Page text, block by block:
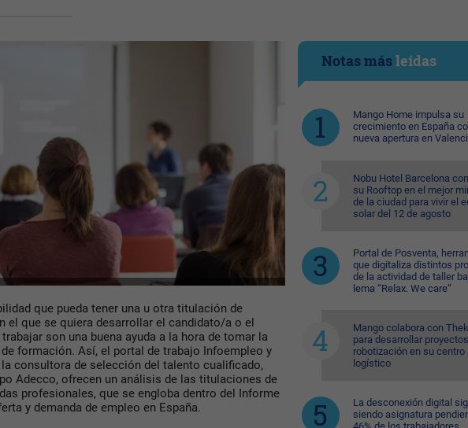
que pueda tener una u otra titulación de
el que se quiera desarrollar el candidato/a o el
son una buena ayuda a la hora de tomar la
formación. Así, el portal de trabajo Infoempleo y
consultora de selección del talento cualificado,
Adecco, ofrecen un análisis de las titulaciones de
profesionales, que se engloba dentro del Informe
y demanda de empleo en España.
Notas másleídas
Mango Home impulsa su
crecimiento en España
nueva apertura en
Nobu Hotel Barcelona
su Rooftop en el mejor
de la ciudad para vivir el
solar del 12 de agosto
Portal de Posventa,
que digitaliza distintos
de la actividad de taller
lema “Relax. We care”
Mango colabora con
para desarrollar
robotización en su centro
logístico
La desconexión digital
siendo asignatura